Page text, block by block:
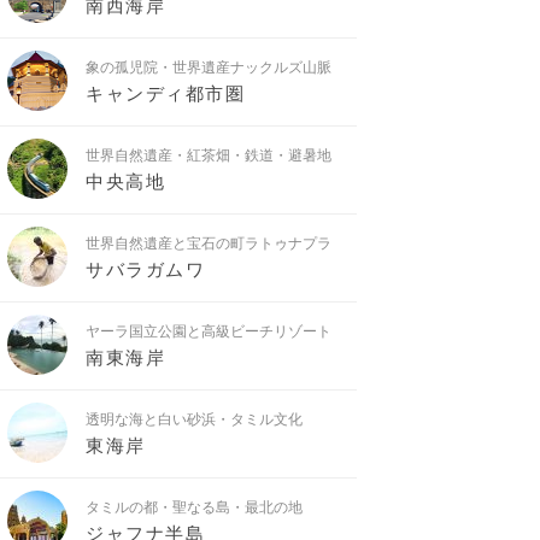
象の孤児院・世界遺産ナックルズ山脈
キャンディ都市圏
世界自然遺産・紅茶畑・鉄道・避暑地
中央高地
世界自然遺産と宝石の町ラトゥナプラ
サバラガムワ
ヤーラ国立公園と高級ビーチリゾート
南東海岸
透明な海と白い砂浜・タミル文化
東海岸
タミルの都・聖なる島・最北の地
ジャフナ半島